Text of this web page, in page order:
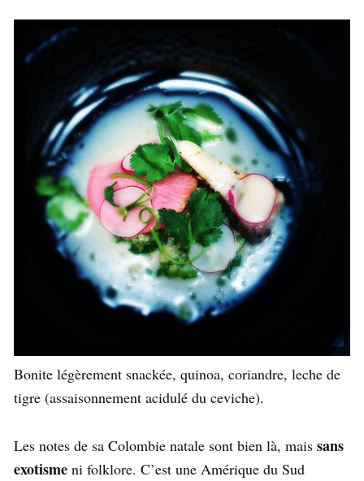
Bonite légèrement snackée, quinoa, coriandre, leche de
tigre (assaisonnement acidulé du ceviche).
Les notes de sa Colombie natale sont bien là, mais sans
exotisme ni folklore. C’est une Amérique du Sud